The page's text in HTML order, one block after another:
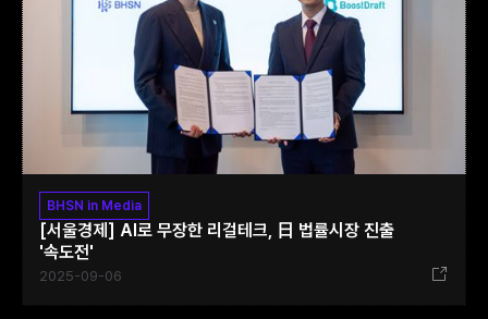
BHSN in Media
[서울경제] AI로 무장한 리걸테크, 日 법률시장 진출
'속도전'
2025-09-06